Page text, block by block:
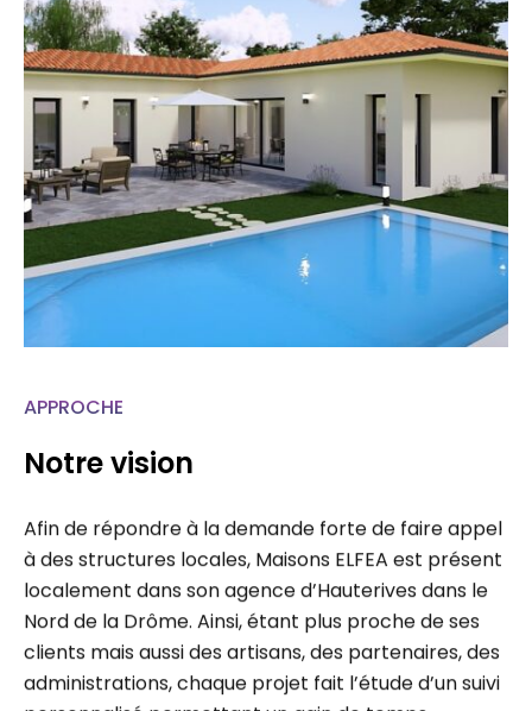
APPROCHE
Notre vision
à des structures locales, Maisons ELFEA est présent
localement dans son agence d’Hauterives dans le
Nord de la Drôme. Ainsi, étant plus proche de ses
clients mais aussi des artisans, des partenaires, des
administrations, chaque projet fait l’étude d’un suivi
personnalisé permettant un gain de temps…